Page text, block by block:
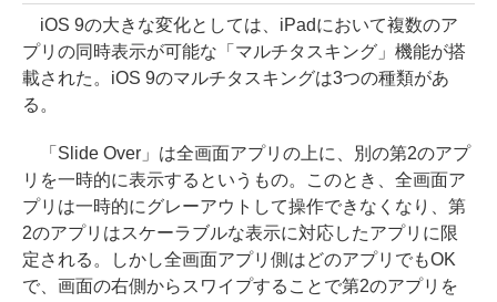
iOS 9の大きな変化としては、iPadにおいて複数のア
プリの同時表示が可能な「マルチタスキング」機能が搭
載された。iOS 9のマルチタスキングは3つの種類があ
る。
「Slide Over」は全画面アプリの上に、別の第2のアプ
リを一時的に表示するというもの。このとき、全画面ア
プリは一時的にグレーアウトして操作できなくなり、第
2のアプリはスケーラブルな表示に対応したアプリに限
定される。しかし全画面アプリ側はどのアプリでもOK
で、画面の右側からスワイプすることで第2のアプリを